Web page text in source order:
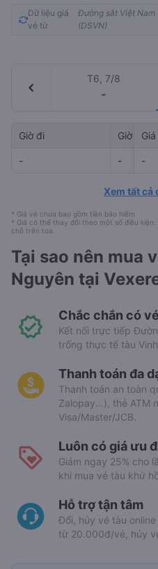
Dữ liệu giá
vé từ
Đường sắt Việt Nam
(DSVN)
chevron_left
T6, 7/8
-
Giờ đi Giờ đến
- - -
Xem tất cả
* Giá vé chưa bao gồm tiền bảo hiểm
* Giá có thể thay đổi theo một số điều
chỗ trên toa.
Tại sao nên mua
Nguyên tại
Chắc chắn có vé
Kết nối trực tiếp
trống thực tế tàu
Thanh toán đa
Thanh toán an toàn
Zalopay...), thẻ ATM
Visa/Master/JCB.
Luôn có giá ưu
Giảm ngay 25% cho
khi mua vé tàu khứ
Hỗ trợ tận tâm
Đổi, hủy vé tàu
từ 20.000đ/vé, hủy